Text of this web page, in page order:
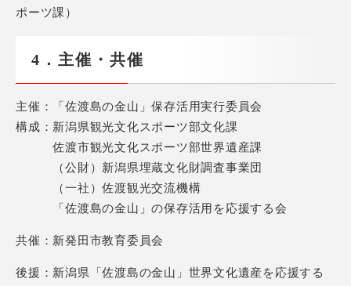
ポーツ課）
4．主催・共催
主催：「佐渡島の金山」保存活用実行委員会
構成：新潟県観光文化スポーツ部文化課
佐渡市観光文化スポーツ部世界遺産課
（公財）新潟県埋蔵文化財調査事業団
（一社）佐渡観光交流機構
「佐渡島の金山」の保存活用を応援する会
共催：新発田市教育委員会
後援：新潟県「佐渡島の金山」世界文化遺産を応援する